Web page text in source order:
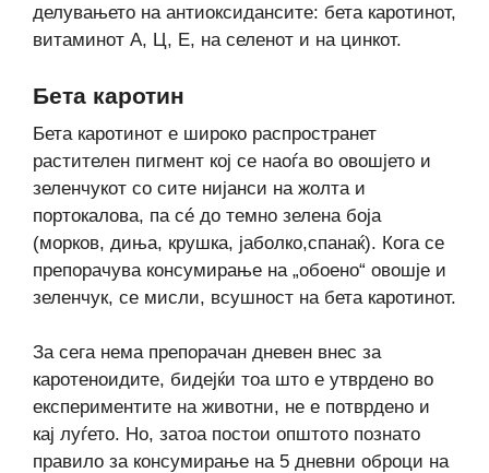
делувањето на антиоксидансите: бета каротинот,
витаминот А, Ц, Е, на селенот и на цинкот.
Бета каротин
Бета каротинот е широко распространет
растителен пигмент кој се наоѓа во овошјето и
зеленчукот со сите нијанси на жолта и
портокалова, па сé до темно зелена боја
(морков, диња, крушка, јаболко,спанаќ). Кога се
препорачува консумирање на „обоено“ овошје и
зеленчук, се мисли, всушност на бета каротинот.
За сега нема препорачан дневен внес за
каротеноидите, бидејќи тоа што е утврдено во
експериментите на животни, не е потврдено и
кај луѓето. Но, затоа постои општото познато
правило за консумирање на 5 дневни оброци на